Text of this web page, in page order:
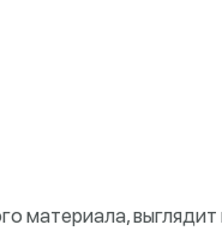
материала,